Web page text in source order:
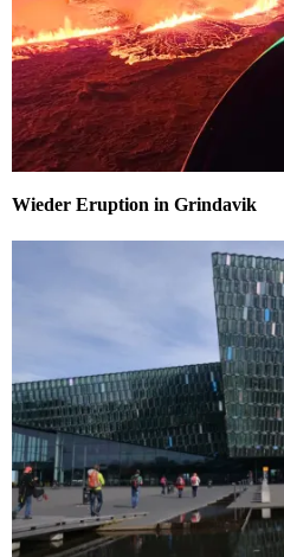
Wieder Eruption in Grindavik